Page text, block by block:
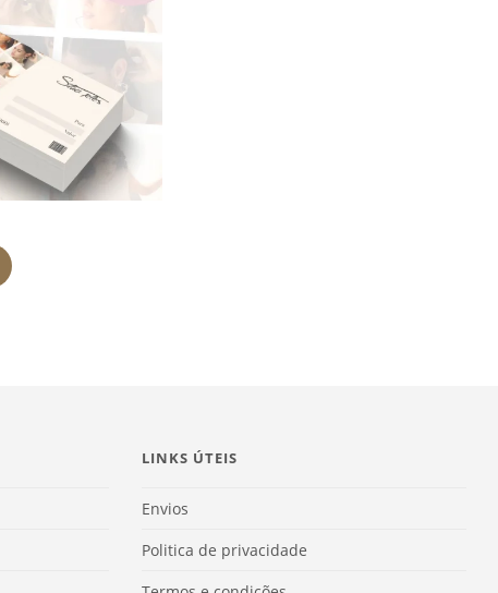
LINKS ÚTEIS
Envios
Politica de privacidade